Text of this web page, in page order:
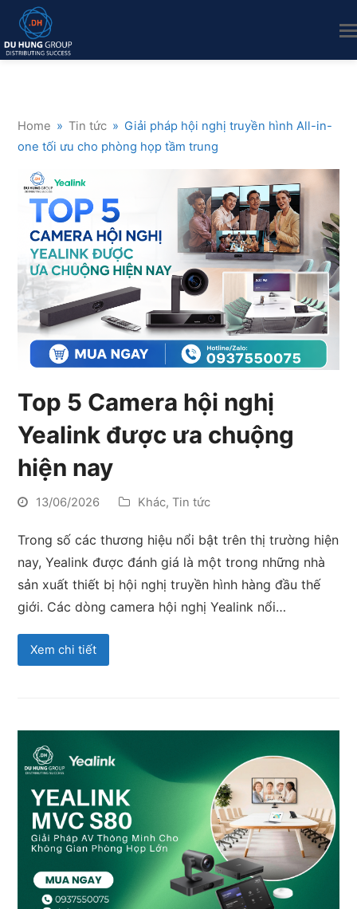
Home » Tin tức » Giải pháp hội nghị truyền hình All-in-
one tối ưu cho phòng họp tầm trung
Top 5 Camera hội nghị
Yealink được ưa chuộng
hiện nay
13/06/2026 Khác,Tin tức
Trong số các thương hiệu nổi bật trên thị trường hiện
nay, Yealink được đánh giá là một trong những nhà
sản xuất thiết bị hội nghị truyền hình hàng đầu thế
giới. Các dòng camera hội nghị Yealink nổi…
Xem chi tiết